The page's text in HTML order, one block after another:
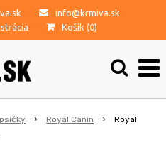
info@krmiva.sk
Košík (0)
Royal Canin
Royal